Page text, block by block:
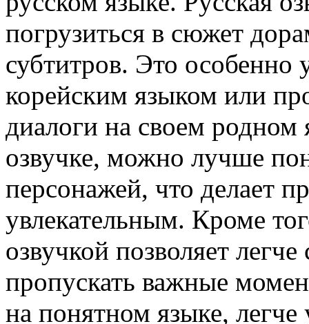
погрузиться в сюжет
субтитров. Это особенно
корейским языком или
диалоги на своем родном
озвучке, можно лучше
персонажей, что делает
увлекательным. Кроме
озвучкой позволяет
пропускать важные
на понятном языке, легче